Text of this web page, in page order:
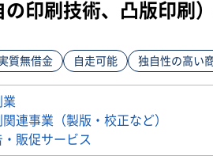
印刷技術、凸版印刷
質無借金 自走可能 独自性の高い
業
関連事業（製版・校正など）
・販促サービス